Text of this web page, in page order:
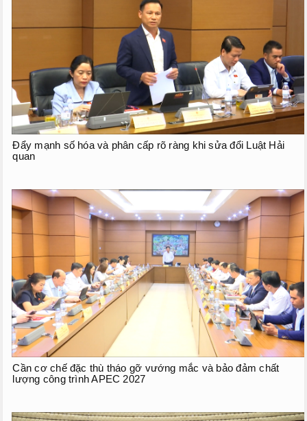
Đẩy mạnh số hóa và phân cấp rõ ràng khi sửa đổi Luật Hải
quan
Cần cơ chế đặc thù tháo gỡ vướng mắc và bảo đảm chất
lượng công trình APEC 2027